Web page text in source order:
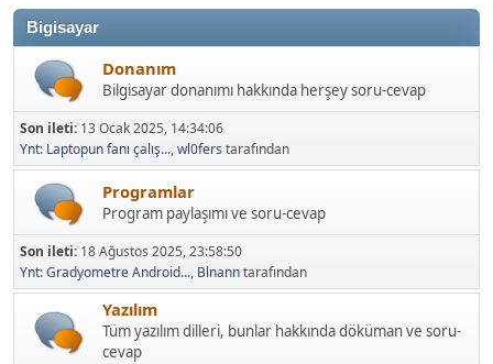
Bigisayar
Donanım
Bilgisayar donanımı hakkında herşey soru-cevap
Son ileti: 13 Ocak 2025, 14:34:06
Ynt: Laptopun fanı çalış...,wl0fers tarafından
Programlar
Program paylaşımı ve soru-cevap
Son ileti: 18 Ağustos 2025, 23:58:50
Ynt: Gradyometre Android..., Blnanntarafından
Yazılım
Tüm yazılım dilleri, bunlar hakkında döküman ve soru-
cevap